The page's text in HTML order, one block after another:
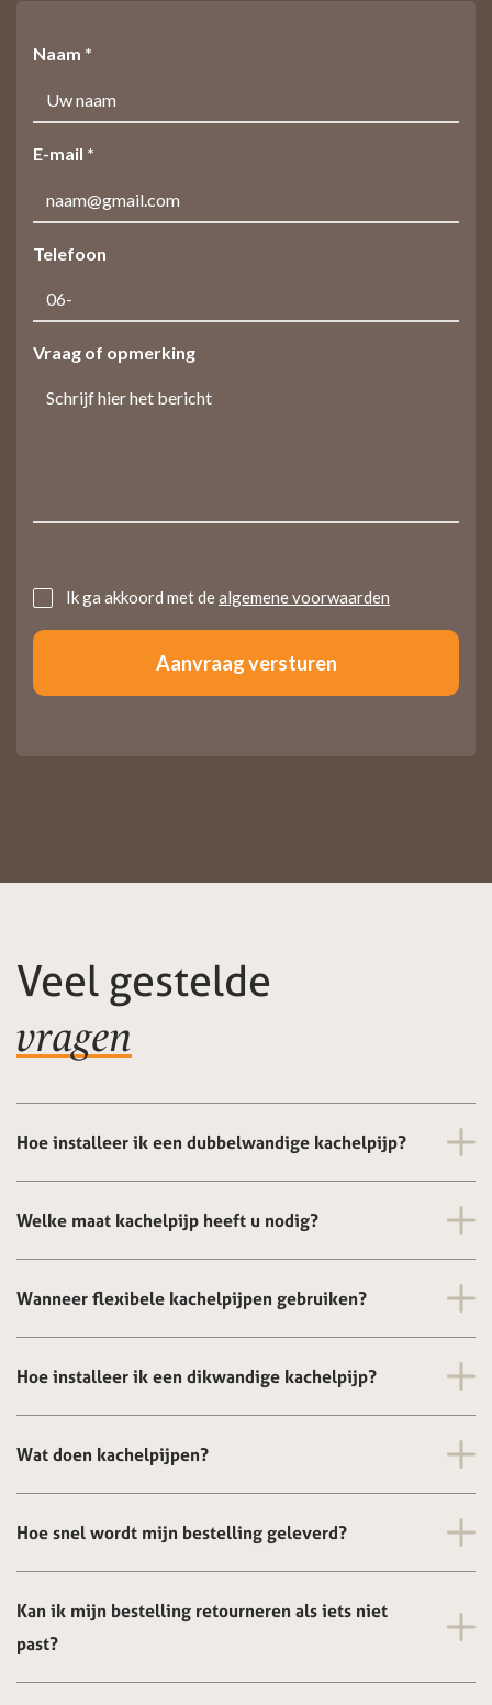
Naam *
E-mail *
Telefoon
Vraag of opmerking
UntitledIk ga akkoord met dealgemene voorwaarden
Veel gestelde
vragen
Hoe installeer ik een dubbelwandige kachelpijp?
Welke maat kachelpijp heeft u nodig?
Wanneer flexibele kachelpijpen gebruiken?
Hoe installeer ik een dikwandige kachelpijp?
Wat doen kachelpijpen?
Hoe snel wordt mijn bestelling geleverd?
Kan ik mijn bestelling retourneren als iets niet
past?